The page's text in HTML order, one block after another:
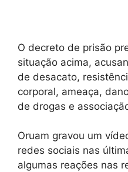
O decreto de prisão
situação acima,
de desacato,
corporal, ameaça,
de drogas e
Oruam gravou um
redes sociais nas
algumas reações nas